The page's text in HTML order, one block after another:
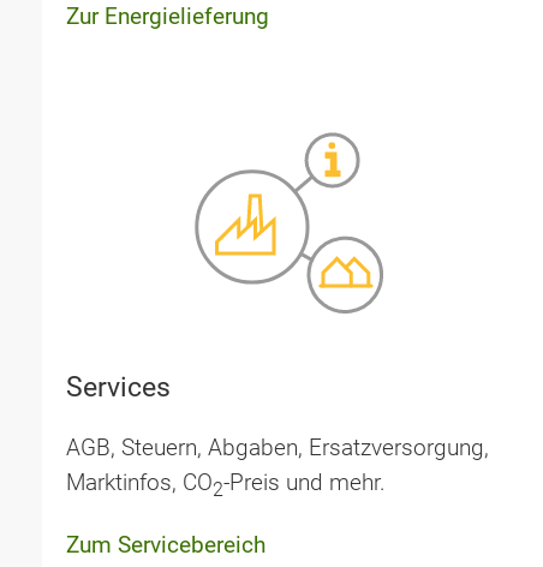
Zur Energielieferung
Services
AGB, Steuern, Abgaben, Ersatzversorgung,
Marktinfos, CO2-Preis und mehr.
Zum Servicebereich